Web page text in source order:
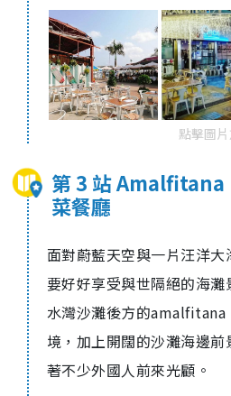
點擊圖
第 3 站 Amalfitana
菜餐廳
面對蔚藍天空與一片汪洋
要好好享受與世隔絕的海
水灣沙灘後方的amalfitana
境，加上開闊的沙灘海邊
著不少外國人前來光顧。